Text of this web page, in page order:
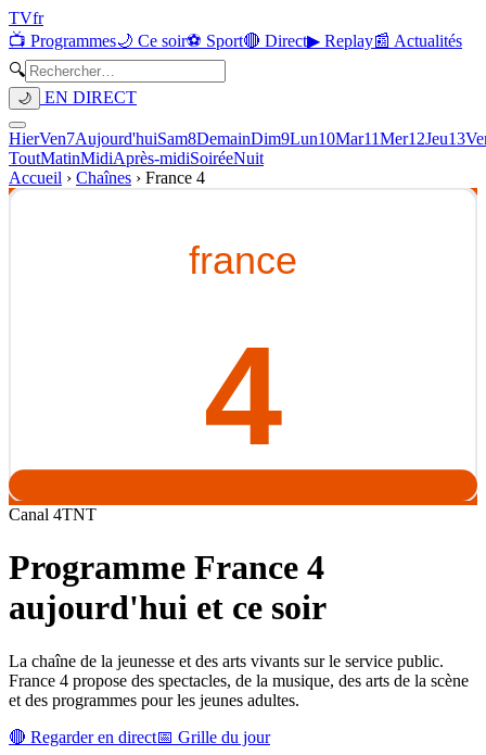
TVfr
📺 Programmes🌙 Ce soir⚽ Sport🔴 Direct▶ Replay📰 Actualités
🔍
🌙 EN DIRECT
HierVen7Aujourd'huiSam8DemainDim9Lun10Mar11Mer12Jeu13
ToutMatinMidiAprès-midiSoiréeNuit
Accueil › Chaînes › France 4
Canal 4TNT
Programme France 4
aujourd'hui et ce soir
La chaîne de la jeunesse et des arts vivants sur le service public.
France 4 propose des spectacles, de la musique, des arts de la scène
et des programmes pour les jeunes adultes.
🔴 Regarder en direct📅 Grille du jour